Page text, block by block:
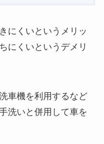
にくいというメリッ
にくいというデメリ
車機を利用するなど
洗いと併用して車を